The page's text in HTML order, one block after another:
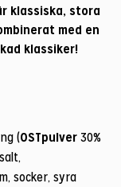
klassiska, stora
med en
klassiker!
(OSTpulver 30%
socker, syra